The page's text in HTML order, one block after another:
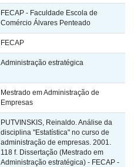
FECAP - Faculdade Escola de
Comércio Álvares Penteado
FECAP
Administração estratégica
Mestrado em Administração de
Empresas
PUTVINSKIS, Reinaldo. Análise da
disciplina "Estatística" no curso de
administração de empresas. 2001.
118 f. Dissertação (Mestrado em
Administração estratégica) - FECAP -